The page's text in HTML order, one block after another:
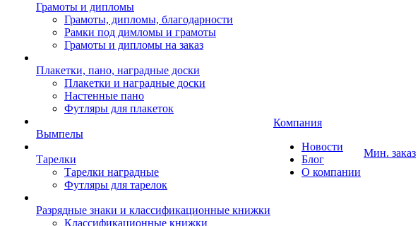
Грамоты и дипломы
Грамоты, дипломы, благодарности
Рамки под димломы и грамоты
Грамоты и дипломы на заказ
Плакетки, пано, наградные доски
Плакетки и наградные доски
Настенные пано
Футляры для плакеток
Вымпелы
Тарелки
Тарелки наградные
Футляры для тарелок
Разрядные знаки и классификационные книжки
Классификационные книжки
Компания
Новости
Блог
О компании
Мин. заказ